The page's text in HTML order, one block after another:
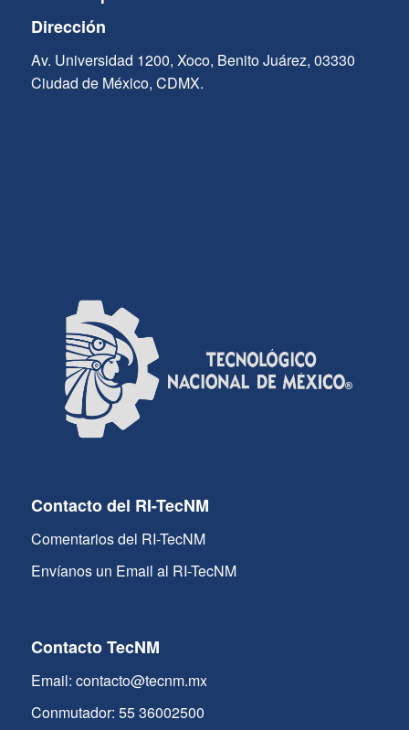
Dirección
Av. Universidad 1200, Xoco, Benito Juárez, 03330
Ciudad de México, CDMX.
Contacto del RI-TecNM
Comentarios del RI-TecNM
Envíanos un Email al RI-TecNM
Contacto TecNM
Email: contacto@tecnm.mx
Conmutador: 55 36002500